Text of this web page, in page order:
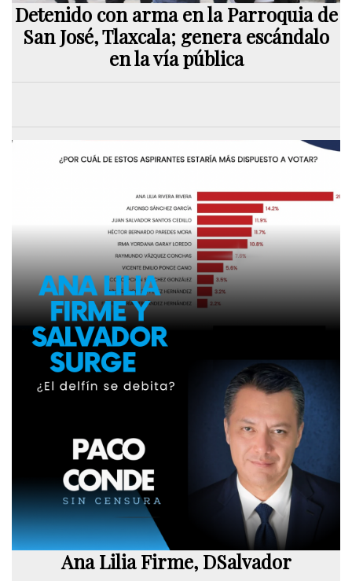
Detenido con arma en la Parroquia de
San José, Tlaxcala; genera escándalo
en la vía pública
Ana Lilia Firme, DSalvador